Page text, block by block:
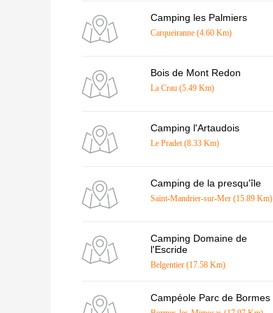
Camping les Palmiers
Carqueiranne (4.60 Km)
Bois de Mont Redon
La Crau (5.49 Km)
Camping l'Artaudois
Le Pradet (8.33 Km)
Camping de la presqu'île
Saint-Mandrier-sur-Mer (15.89 Km)
Camping Domaine de
l'Escride
Belgentier (17.58 Km)
Campéole Parc de Bormes